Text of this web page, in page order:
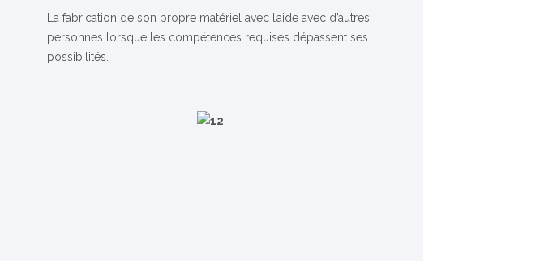
La fabrication de son propre matériel avec l’aide avec d’autres
personnes lorsque les compétences requises dépassent ses
possibilités.